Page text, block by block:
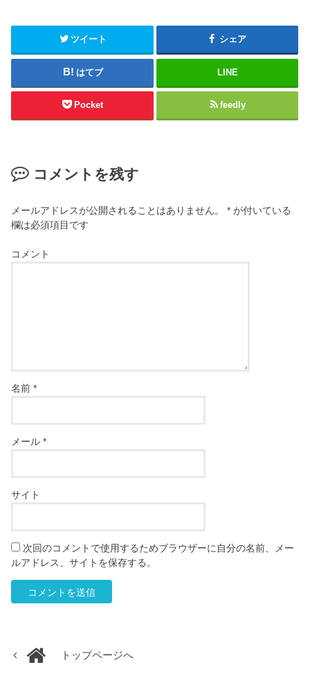
ツイート シェア
はてブ LINE
Pocket feedly
コメントを残す
メールアドレスが公開されることはありません。 * が付いている
欄は必須項目です
コメント
名前*
メール*
サイト
次回のコメントで使用するためブラウザーに自分の名前、メー
ルアドレス、サイトを保存する。
トップページへ